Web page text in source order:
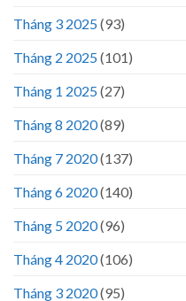
Tháng 3 2025(93)
Tháng 2 2025(101)
Tháng 1 2025(27)
Tháng 8 2020(89)
Tháng 7 2020(137)
Tháng 6 2020(140)
Tháng 5 2020(96)
Tháng 4 2020(106)
Tháng 3 2020(95)